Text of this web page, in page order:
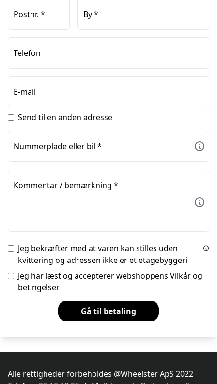
Postnr. * By*
Telefon
E-mail
Send til en anden adresse
Nummerplade eller bil *
Kommentar / bemærkning *
Jeg bekræfter med at varen kan stilles uden
kvittering og adressen ikke er et etagebyggeri
Jeg har læst og accepterer webshoppens Vilkår og
betingelser
Gå til betaling
Alle rettigheder forbeholdes @Wheelster ApS 2022